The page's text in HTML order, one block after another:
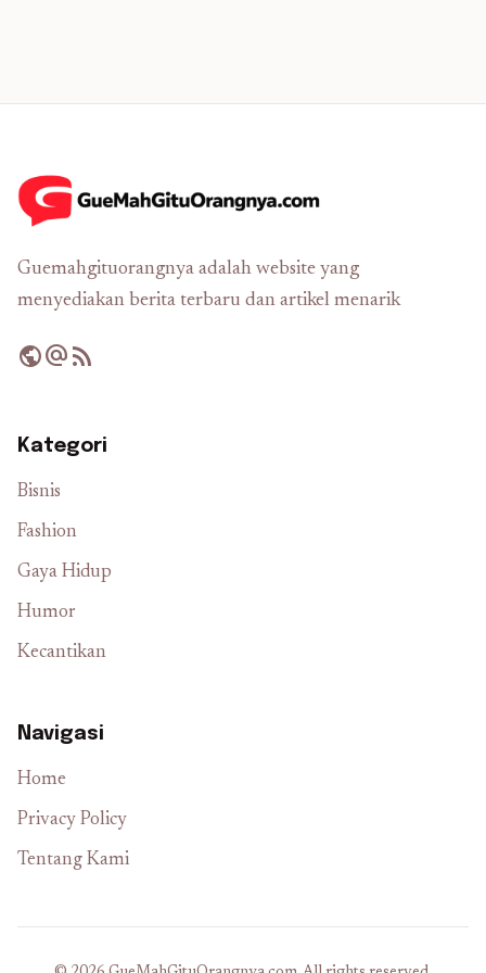
Guemahgituorangnya adalah website yang
menyediakan berita terbaru dan artikel menarik
publicalternate_emailrss_feed
Kategori
Bisnis
Fashion
Gaya Hidup
Humor
Kecantikan
Navigasi
Home
Privacy Policy
Tentang Kami